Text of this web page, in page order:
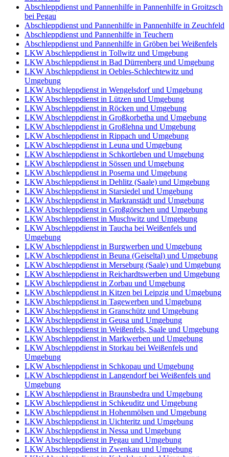
Abschleppdienst und Pannenhilfe in Pannenhilfe in Groitzsch
bei Pegau
Abschleppdienst und Pannenhilfe in Pannenhilfe in Zeuchfeld
Abschleppdienst und Pannenhilfe in Teuchern
Abschleppdienst und Pannenhilfe in Gröben bei Weißenfels
LKW Abschleppdienst in Tollwitz und Umgebung
LKW Abschleppdienst in Bad Dürrenberg und Umgebung
LKW Abschleppdienst in Oebles-Schlechtewitz und
Umgebung
LKW Abschleppdienst in Wengelsdorf und Umgebung
LKW Abschleppdienst in Lützen und Umgebung
LKW Abschleppdienst in Röcken und Umgebung
LKW Abschleppdienst in Großkorbetha und Umgebung
LKW Abschleppdienst in Großlehna und Umgebung
LKW Abschleppdienst in Rippach und Umgebung
LKW Abschleppdienst in Leuna und Umgebung
LKW Abschleppdienst in Schkortleben und Umgebung
LKW Abschleppdienst in Sössen und Umgebung
LKW Abschleppdienst in Poserna und Umgebung
LKW Abschleppdienst in Dehlitz (Saale) und Umgebung
LKW Abschleppdienst in Starsiedel und Umgebung
LKW Abschleppdienst in Markranstädt und Umgebung
LKW Abschleppdienst in Großgörschen und Umgebung
LKW Abschleppdienst in Muschwitz und Umgebung
LKW Abschleppdienst in Taucha bei Weißenfels und
Umgebung
LKW Abschleppdienst in Burgwerben und Umgebung
LKW Abschleppdienst in Beuna (Geiseltal) und Umgebung
LKW Abschleppdienst in Merseburg (Saale) und Umgebung
LKW Abschleppdienst in Reichardtswerben und Umgebung
LKW Abschleppdienst in Zorbau und Umgebung
LKW Abschleppdienst in Kitzen bei Leipzig und Umgebung
LKW Abschleppdienst in Tagewerben und Umgebung
LKW Abschleppdienst in Granschütz und Umgebung
LKW Abschleppdienst in Geusa und Umgebung
LKW Abschleppdienst in Weißenfels, Saale und Umgebung
LKW Abschleppdienst in Markwerben und Umgebung
LKW Abschleppdienst in Storkau bei Weißenfels und
Umgebung
LKW Abschleppdienst in Schkopau und Umgebung
LKW Abschleppdienst in Langendorf bei Weißenfels und
Umgebung
LKW Abschleppdienst in Braunsbedra und Umgebung
LKW Abschleppdienst in Schkeuditz und Umgebung
LKW Abschleppdienst in Hohenmölsen und Umgebung
LKW Abschleppdienst in Uichteritz und Umgebung
LKW Abschleppdienst in Nessa und Umgebung
LKW Abschleppdienst in Pegau und Umgebung
LKW Abschleppdienst in Zwenkau und Umgebung